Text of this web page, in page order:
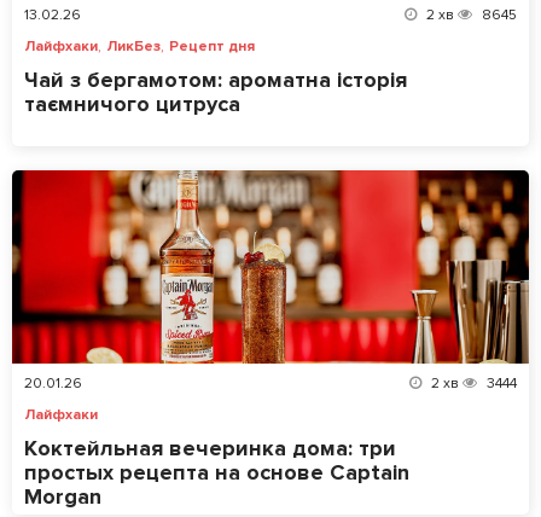
13.02.26 2 хв
8645
Лайфхаки, ЛикБез, Рецепт дня
Чай з бергамотом: ароматна історія
таємничого цитруса
20.01.26 2 хв
3444
Лайфхаки
Коктейльная вечеринка дома: три
простых рецепта на основе Captain
Morgan